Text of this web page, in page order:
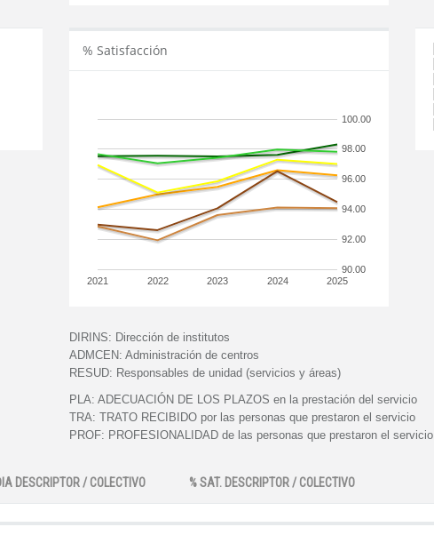
% Satisfacción
2021 2022 2023 2024 2025
90.00
92.00
94.00
96.00
98.00
100.00
DIRINS: Dirección de institutos
ADMCEN: Administración de centros
RESUD: Responsables de unidad (servicios y áreas)
PLA: ADECUACIÓN DE LOS PLAZOS en la prestación del servicio
TRA: TRATO RECIBIDO por las personas que prestaron el servicio
PROF: PROFESIONALIDAD de las personas que prestaron el servicio
DESCRIPTOR / COLECTIVO % SAT. DESCRIPTOR / COLECTIVO